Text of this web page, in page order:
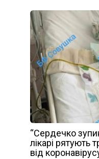
“Сердечко
лікарі рятують
від